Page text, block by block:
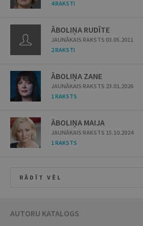
4 RAKSTI
ĀBOLIŅA RUDĪTE
JAUNĀKAIS RAKSTS 03.05.2011
2 RAKSTI
ĀBOLIŅA ZANE
JAUNĀKAIS RAKSTS 23.01.2026
1 RAKSTS
ĀBOLIŅA MAIJA
JAUNĀKAIS RAKSTS 15.10.2024
1 RAKSTS
RĀDĪT VĒL
AUTORU KATALOGS